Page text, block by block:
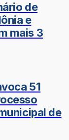
de
e
mais 3
51
de